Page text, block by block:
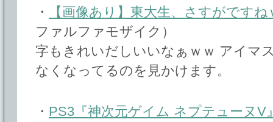
・
【画像あり】東大生、さすがです
ファルファモザイク）
字もきれいだしいいなぁｗｗ アイマ
なくなってるのを見かけます。
・ PS3『神次元ゲイム ネプテューヌ